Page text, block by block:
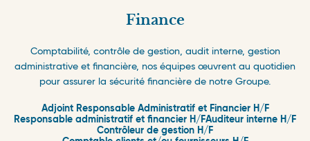
Finance
Comptabilité, contrôle de gestion, audit interne, gestion
administrative et financière, nos équipes œuvrent au quotidien
pour assurer la sécurité financière de notre Groupe.
Adjoint Responsable Administratif et Financier H/F
Responsable administratif et financier H/FAuditeur interne H/F
Contrôleur de gestion H/F